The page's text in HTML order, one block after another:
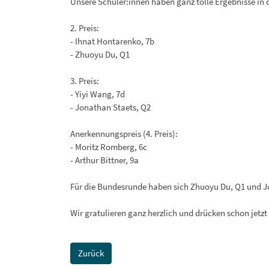
2. Preis:
- Ihnat Hontarenko, 7b
- Zhuoyu Du, Q1
3. Preis:
- Yiyi Wang, 7d
- Jonathan Staets, Q2
Anerkennungspreis (4. Preis):
- Moritz Romberg, 6c
- Arthur Bittner, 9a
Für die Bundesrunde haben sich Zhuoyu Du, Q1 und
Wir gratulieren ganz herzlich und drücken schon
Zurück